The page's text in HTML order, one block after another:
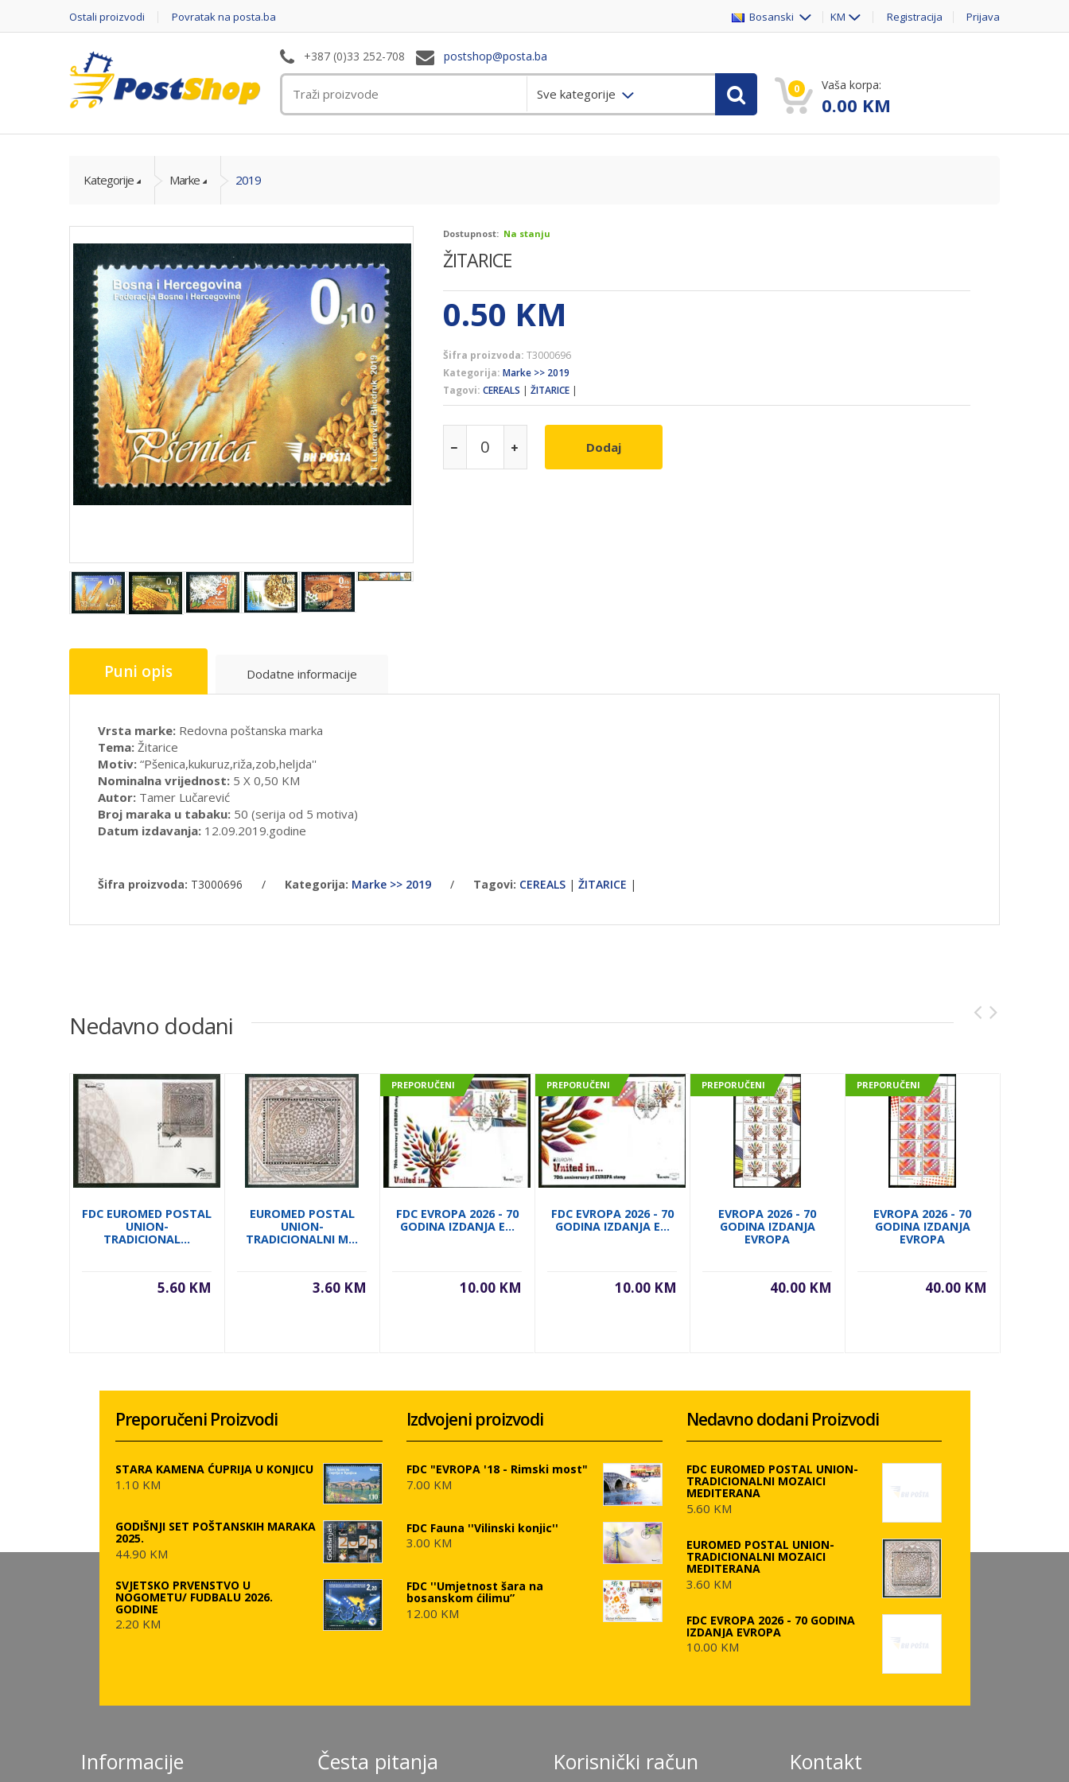
Ostali proizvodi Povratak na posta.ba Bosanski KM Registracija Prijava
+387 (0)33 252-708 postshop@posta.ba
Sve kategorije 0 Vaša korpa:
0.00 KM
Kategorije Marke 2019
Dostupnost: Na stanju
ŽITARICE
0.50 KM
Šifra proizvoda: T3000696
Kategorija: Marke >> 2019
Tagovi: CEREALS | ŽITARICE|
Dodaj
Puni opis Dodatne informacije
Vrsta marke: Redovna poštanska marka
Tema: Žitarice
Motiv: “Pšenica,kukuruz,riža,zob,heljda''
Nominalna vrijednost: 5 X 0,50 KM
Autor: Tamer Lučarević
Broj maraka u tabaku: 50 (serija od 5 motiva)
Datum izdavanja: 12.09.2019.godine
Šifra proizvoda: T3000696 / Kategorija: Marke >> 2019 / Tagovi: CEREALS | ŽITARICE |
Nedavno dodani
FDC EUROMED POSTAL
UNION-
TRADICIONAL...
5.60 KM
EUROMED POSTAL
UNION-
TRADICIONALNI M...
3.60 KM
PREPORUČENI
FDC EVROPA 2026 - 70
GODINA IZDANJA E...
10.00 KM
PREPORUČENI
FDC EVROPA 2026 - 70
GODINA IZDANJA E...
10.00 KM
PREPORUČENI
EVROPA 2026 - 70
GODINA IZDANJA
EVROPA
40.00 KM
PREPORUČENI
EVROPA 2026 - 70
GODINA IZDANJA
EVROPA
40.00 KM
Preporučeni Proizvodi
STARA KAMENA ĆUPRIJA U KONJICU
1.10 KM
GODIŠNJI SET POŠTANSKIH MARAKA
2025.
44.90 KM
SVJETSKO PRVENSTVO U
NOGOMETU/ FUDBALU 2026.
GODINE
2.20 KM
Izdvojeni proizvodi
FDC "EVROPA '18 - Rimski most"
7.00 KM
FDC Fauna ''Vilinski konjic''
3.00 KM
FDC ''Umjetnost šara na
bosanskom ćilimu”
12.00 KM
Nedavno dodani Proizvodi
FDC EUROMED POSTAL UNION-
TRADICIONALNI MOZAICI
MEDITERANA
5.60 KM
EUROMED POSTAL UNION-
TRADICIONALNI MOZAICI
MEDITERANA
3.60 KM
FDC EVROPA 2026 - 70 GODINA
IZDANJA EVROPA
10.00 KM
Informacije Česta pitanja Korisnički račun Kontakt